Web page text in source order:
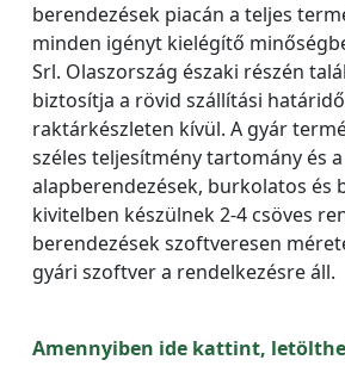
berendezések piacán a teljes
minden igényt kielégítő
Srl. Olaszország északi részén
biztosítja a rövid szállítási
raktárkészleten kívül. A gyár
széles teljesítmény tartomány és a
alapberendezések, burkolatos és
kivitelben készülnek 2-4 csöves
berendezések szoftveresen
gyári szoftver a rendelkezésre áll.
Amennyiben ide kattint,